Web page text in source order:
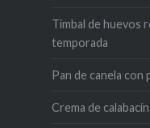
Timbal de huevos
temporada
Pan de canela con
Crema de